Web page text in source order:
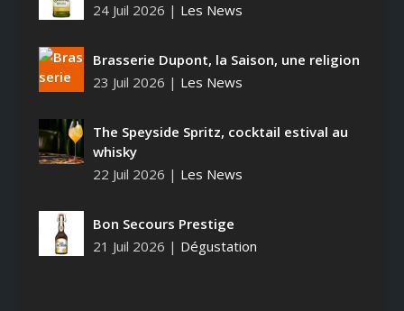
24 Juil 2026 | Les News
Brasserie Dupont, la Saison, une religion
23 Juil 2026 | Les News
The Speyside Spritz, cocktail estival au
whisky
22 Juil 2026 | Les News
Bon Secours Prestige
21 Juil 2026 | Dégustation